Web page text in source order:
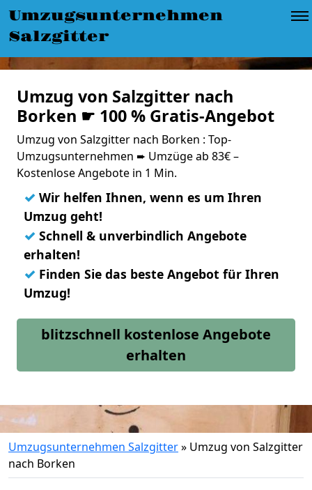
Umzugsunternehmen
Salzgitter
Umzug von Salzgitter nach
Borken ☛ 100 % Gratis-Angebot
Umzug von Salzgitter nach Borken : Top-
Umzugsunternehmen ➨ Umzüge ab 83€ –
Kostenlose Angebote in 1 Min.
✓ Wir helfen Ihnen, wenn es um Ihren
Umzug geht!
✓ Schnell & unverbindlich Angebote
erhalten!
✓ Finden Sie das beste Angebot für Ihren
Umzug!
blitzschnell kostenlose Angebote
erhalten
Umzugsunternehmen Salzgitter» Umzug von Salzgitter
nach Borken